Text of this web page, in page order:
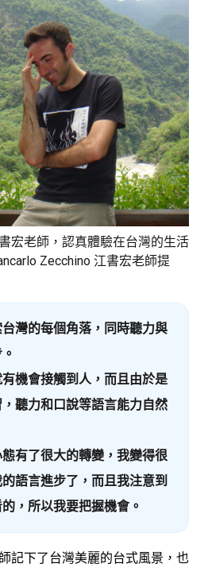
宏老師，認真體驗在台灣的生活
Zecchino 江書宏老師提
灣的每個角落，同時聽力與
機會接觸到人，而且由於是
聽力和口說等語言能力自然
有了很大的轉變，我變得很
語言進步了，而且我注意到
，所以我要把握機會。
記下了台灣美麗的台式風景，也